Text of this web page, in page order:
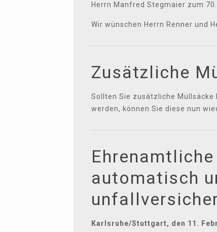
Herrn Manfred Stegmaier zum
Wir wünschen Herrn Renner und
Zusätzliche
Sollten Sie zusätzliche
werden, können Sie diese nun
automatisch
Karlsruhe/Stuttgart, den 11.